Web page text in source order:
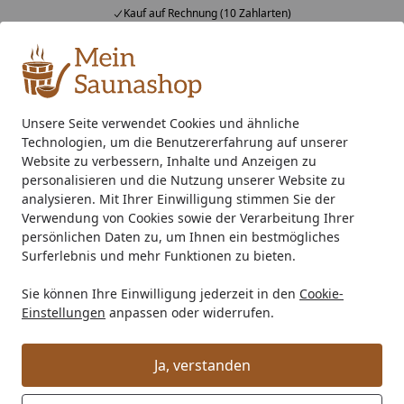
Unsere Seite verwendet Cookies und ähnliche
Technologien, um die Benutzererfahrung auf unserer
Website zu verbessern, Inhalte und Anzeigen zu
personalisieren und die Nutzung unserer Website zu
analysieren. Mit Ihrer Einwilligung stimmen Sie der
Verwendung von Cookies sowie der Verarbeitung Ihrer
persönlichen Daten zu, um Ihnen ein bestmögliches
Surferlebnis und mehr Funktionen zu bieten.
Sie können Ihre Einwilligung jederzeit in den Cookie-
Einstellungen anpassen oder widerrufen.
Ja, verstanden
Kauf auf Rechnung (10 Zahlarten)
Alle Produkte
Mein Konto
Suchen
Startseite
Außensauna Flachdach Saunahaus Wolff Finnhaus
Wolff Finnhaus Saunahaus Sontje
3323 mit Vorraum